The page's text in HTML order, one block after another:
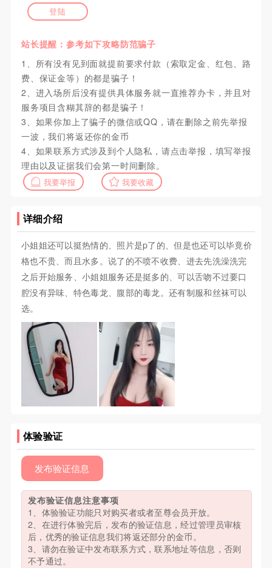
登陆
站长提醒：参考如下攻略防范骗子
1、所有没有见到面就提前要求付款（索取定金、红包、路
费、保证金等）的都是骗子！
2、进入场所后没有提供具体服务就一直推荐办卡，并且对
服务项目含糊其辞的都是骗子！
3、如果你加上了骗子的微信或QQ，请在删除之前先举报
一波，我们将返还你的金币
4、如果联系方式涉及到个人隐私，请点击举报，填写举报
理由以及证据我们会第一时间删除。
我要举报 我要收藏
详细介绍
小姐姐还可以挺热情的、照片是p了的、但是也还可以毕竟价
格也不贵、而且水多。说了的不喷不收费、进去先洗澡洗完
之后开始服务、小姐姐服务还是挺多的、可以舌吻不过要口
腔没有异味、特色毒龙、腹部的毒龙。还有制服和丝袜可以
选。
体验验证
发布验证信息
发布验证信息注意事项
1、体验验证功能只对购买者或者至尊会员开放。
2、在进行体验完后，发布的验证信息，经过管理员审核
后，优秀的验证信息我们将返还部分的金币。
3、请勿在验证中发布联系方式，联系地址等信息，否则
不予通过。